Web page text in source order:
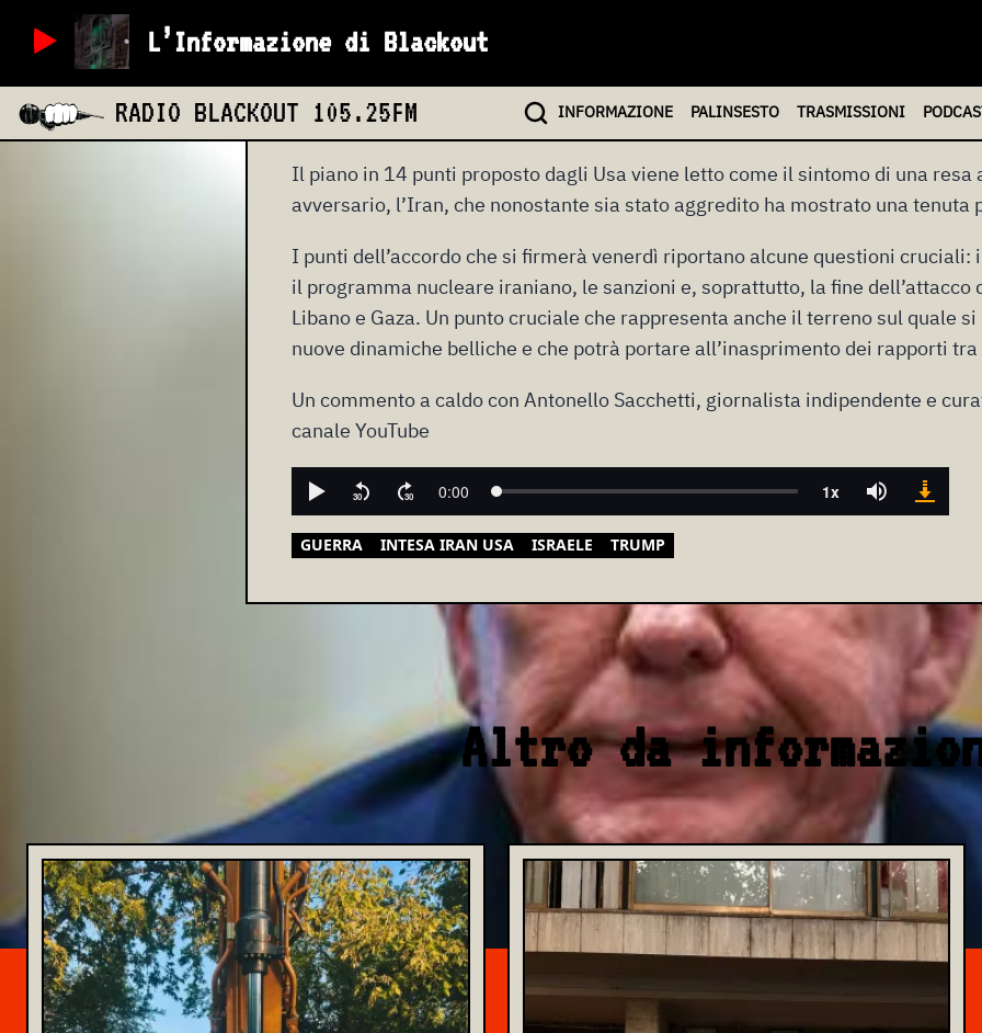
L’Informazione di Blackout
RADIO BLACKOUT 105.25FM INFORMAZIONE PALINSESTO TRASMISSIONI
Trump è vinto. Questa è il dato che viene fuori dal piano di intesa con l’Iran e
mondo.
Il piano in 14 punti proposto dagli Usa viene letto come il sintomo di una resa
avversario, l’Iran, che nonostante sia stato aggredito ha mostrato una tenuta
I punti dell’accordo che si firmerà venerdì riportano alcune questioni cruciali:
il programma nucleare iraniano, le sanzioni e, soprattutto, la fine dell’attacco
Libano e Gaza. Un punto cruciale che rappresenta anche il terreno sul quale
nuove dinamiche belliche e che potrà portare all’inasprimento dei rapporti
Un commento a caldo con Antonello Sacchetti, giornalista indipendente e
canale YouTube
GUERRA INTESA IRAN USA ISRAELE TRUMP
Altro da